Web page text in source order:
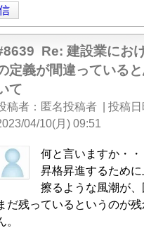
Re: 建設業にお
定義が間違っている
て
稿者 匿名投稿者
投稿日
04/10(月) 09:51
匿
名
何と言いますか・・
昇格昇進するため
擦るような風潮が
だ残っているというのが
。